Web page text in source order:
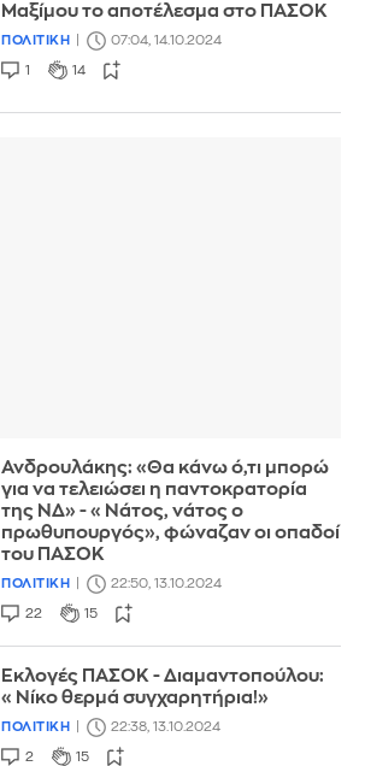
Μαξίμου το αποτέλεσμα στο ΠΑΣΟΚ
ΠΟΛΙΤΙΚΗ 07:04, 14.10.2024
1 14
Ανδρουλάκης: «Θα κάνω ό,τι μπορώ
για να τελειώσει η παντοκρατορία
της ΝΔ» - «Νάτος, νάτος ο
πρωθυπουργός», φώναζαν οι οπαδοί
του ΠΑΣΟΚ
ΠΟΛΙΤΙΚΗ 22:50, 13.10.2024
22 15
Εκλογές ΠΑΣΟΚ - Διαμαντοπούλου:
«Νίκο θερμά συγχαρητήρια!»
ΠΟΛΙΤΙΚΗ 22:38, 13.10.2024
2 15